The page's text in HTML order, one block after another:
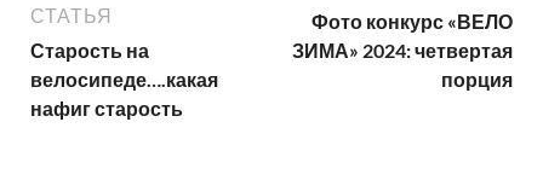
СТАТЬЯ
Старость на
велосипеде….какая
нафиг старость
Фото конкурс «ВЕЛО
ЗИМА» 2024: четвертая
порция